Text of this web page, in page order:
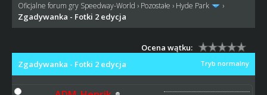
Oficjalne forum gry Speedway-World › Pozostałe › Hyde Park ›
Zgadywanka - Fotki 2 edycja
Ocena wątku:
Tryb normalny
Zgadywanka - Fotki 2 edycja